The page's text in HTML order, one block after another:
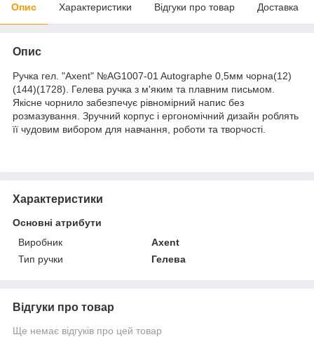
Опис Характеристики Відгуки про товар Доставка
Опис
Ручка гел. "Axent" №AG1007-01 Autographe 0,5мм чорна(12)
(144)(1728). Гелева ручка з м'яким та плавним письмом.
Якісне чорнило забезпечує рівномірний напис без
розмазування. Зручний корпус і ергономічний дизайн роблять
її чудовим вибором для навчання, роботи та творчості.
Характеристики
Основні атрибути
Виробник
Axent
Тип ручки
Гелева
Відгуки про товар
Ще немає відгуків про цей товар